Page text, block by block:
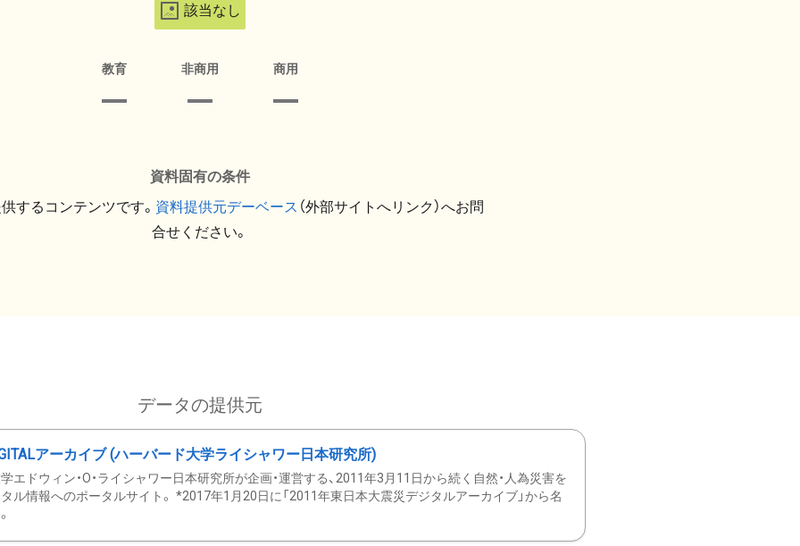
該当なし
教育 非商用 商用
資料固有の条件
するコンテンツです。 資料提供元デーベース （外部サイトへリンク）へお問
合せください。
データの提供元
アーカイブ (ハーバード大学ライシャワー日本研究所)
エドウィン・O・ライシャワー日本研究所が企画・運営する、2011年3月11日から続く自然・人為災害を
ル情報へのポータルサイト。 *2017年1月20日に「2011年東日本大震災デジタルアーカイブ」から名